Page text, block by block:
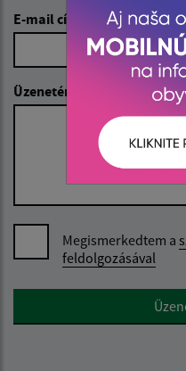
E-mail cím (povinné)
Üzenetének szövege
Megismerkedtem a
feldolgozásával
Google reCaptcha Response